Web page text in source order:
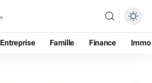
Entreprise Famille Finance Immo